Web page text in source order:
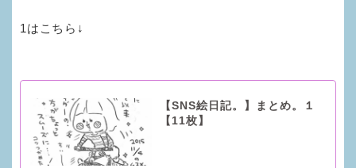
1はこちら↓
【SNS絵日記。】まとめ。１
【11枚】